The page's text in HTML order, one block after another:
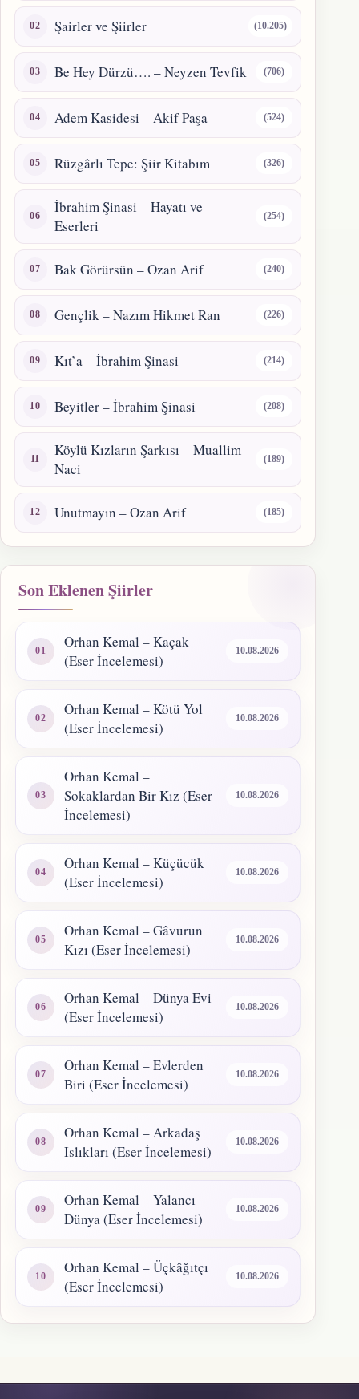
Şairler ve Şiirler (10.205)
Be Hey Dürzü…. – Neyzen Tevfik (706)
Adem Kasidesi – Akif Paşa (524)
Rüzgârlı Tepe: Şiir Kitabım (326)
İbrahim Şinasi – Hayatı ve
Eserleri
(254)
Bak Görürsün – Ozan Arif (240)
Gençlik – Nazım Hikmet Ran (226)
Kıt’a – İbrahim Şinasi (214)
Beyitler – İbrahim Şinasi (208)
Köylü Kızların Şarkısı – Muallim
Naci
(189)
Unutmayın – Ozan Arif (185)
Son Eklenen Şiirler
Orhan Kemal – Kaçak
(Eser İncelemesi)
10.08.2026
Orhan Kemal – Kötü Yol
(Eser İncelemesi)
10.08.2026
Orhan Kemal –
Sokaklardan Bir Kız (Eser
İncelemesi)
10.08.2026
Orhan Kemal – Küçücük
(Eser İncelemesi)
10.08.2026
Orhan Kemal – Gâvurun
Kızı (Eser İncelemesi)
10.08.2026
Orhan Kemal – Dünya Evi
(Eser İncelemesi)
10.08.2026
Orhan Kemal – Evlerden
Biri (Eser İncelemesi)
10.08.2026
Orhan Kemal – Arkadaş
Islıkları (Eser İncelemesi)
10.08.2026
Orhan Kemal – Yalancı
Dünya (Eser İncelemesi)
10.08.2026
Orhan Kemal – Üçkâğıtçı
(Eser İncelemesi)
10.08.2026